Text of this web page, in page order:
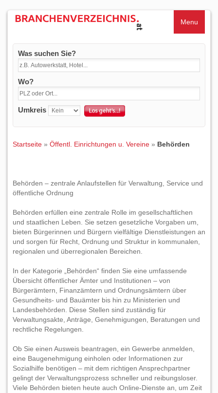
Menu
Was suchen Sie?
Wo?
Umkreis
Startseite » Öffentl. Einrichtungen u. Vereine » Behörden
Behörden – zentrale Anlaufstellen für Verwaltung, Service und
öffentliche Ordnung
Behörden erfüllen eine zentrale Rolle im gesellschaftlichen
und staatlichen Leben. Sie setzen gesetzliche Vorgaben um,
bieten Bürgerinnen und Bürgern vielfältige Dienstleistungen an
und sorgen für Recht, Ordnung und Struktur in kommunalen,
regionalen und überregionalen Bereichen.
In der Kategorie „Behörden“ finden Sie eine umfassende
Übersicht öffentlicher Ämter und Institutionen – von
Bürgerämtern, Finanzämtern und Ordnungsämtern über
Gesundheits- und Bauämter bis hin zu Ministerien und
Landesbehörden. Diese Stellen sind zuständig für
Verwaltungsakte, Anträge, Genehmigungen, Beratungen und
rechtliche Regelungen.
Ob Sie einen Ausweis beantragen, ein Gewerbe anmelden,
eine Baugenehmigung einholen oder Informationen zur
Sozialhilfe benötigen – mit dem richtigen Ansprechpartner
gelingt der Verwaltungsprozess schneller und reibungsloser.
Viele Behörden bieten heute auch Online-Dienste an, um Zeit